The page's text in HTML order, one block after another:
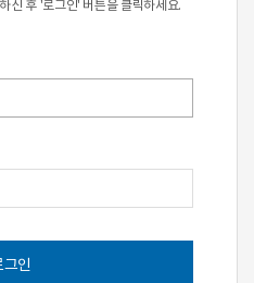
신 후 '로그인' 버튼을 클릭하세요.
그인